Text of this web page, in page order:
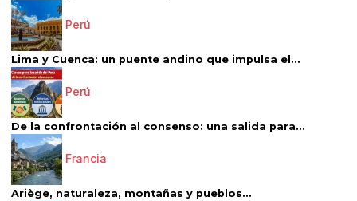
Perú
Lima y Cuenca: un puente andino que impulsa el...
Perú
De la confrontación al consenso: una salida para...
Francia
Ariège, naturaleza, montañas y pueblos...